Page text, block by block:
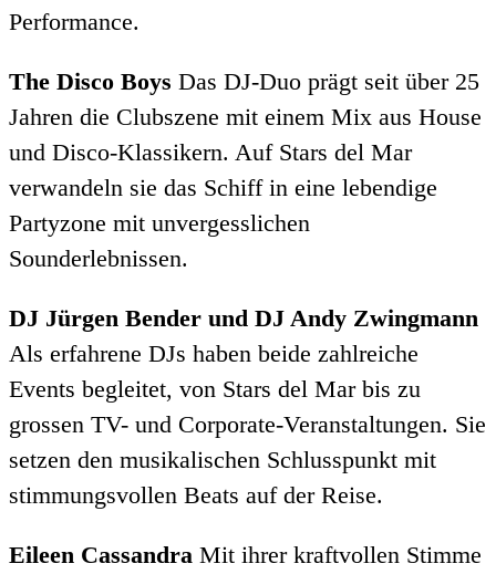
Performance.
The Disco Boys Das DJ-Duo prägt seit über 25
Jahren die Clubszene mit einem Mix aus House
und Disco-Klassikern. Auf Stars del Mar
verwandeln sie das Schiff in eine lebendige
Partyzone mit unvergesslichen
Sounderlebnissen.
DJ Jürgen Bender und DJ Andy Zwingmann
Als erfahrene DJs haben beide zahlreiche
Events begleitet, von Stars del Mar bis zu
grossen TV- und Corporate-Veranstaltungen. Sie
setzen den musikalischen Schlusspunkt mit
stimmungsvollen Beats auf der Reise.
Eileen Cassandra Mit ihrer kraftvollen Stimme